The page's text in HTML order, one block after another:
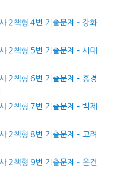
2책형 4번 기출문제 – 강화
2책형 5번 기출문제 – 시대
2책형 6번 기출문제 – 홍경
2책형 7번 기출문제 – 백제
2책형 8번 기출문제 – 고려
2책형 9번 기출문제 – 온건